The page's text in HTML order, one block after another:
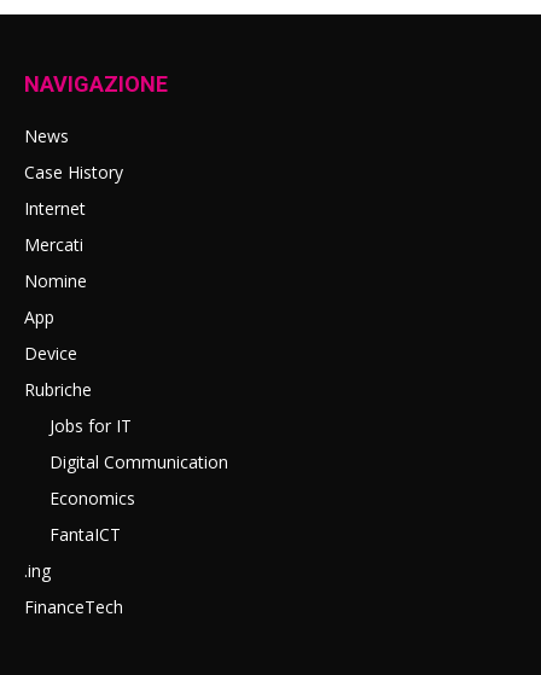
NAVIGAZIONE
News
Case History
Internet
Mercati
Nomine
App
Device
Rubriche
Jobs for IT
Digital Communication
Economics
FantaICT
.ing
FinanceTech